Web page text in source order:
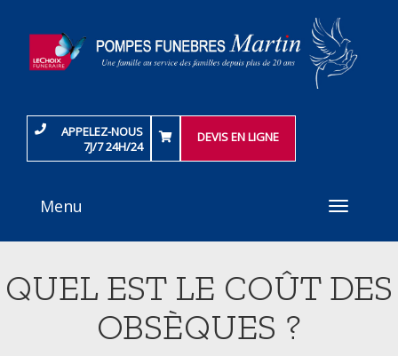
APPELEZ-NOUS
7J/7 24H/24
DEVIS EN LIGNE
Toggle
Menu
QUEL EST LE COÛT DES
OBSÈQUES ?